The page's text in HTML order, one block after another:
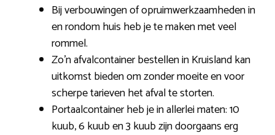
Bij verbouwingen of opruimwerkzaamheden in
en rondom huis heb je te maken met veel
rommel.
Zo’n afvalcontainer bestellen in Kruisland kan
uitkomst bieden om zonder moeite en voor
scherpe tarieven het afval te storten.
Portaalcontainer heb je in allerlei maten: 10
kuub, 6 kuub en 3 kuub zijn doorgaans erg